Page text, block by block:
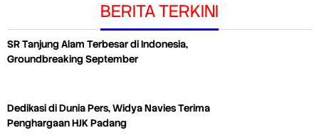
BERITA TERKINI
SR Tanjung Alam Terbesar di Indonesia,
Groundbreaking September
Dedikasi di Dunia Pers, Widya Navies Terima
Penghargaan HJK Padang